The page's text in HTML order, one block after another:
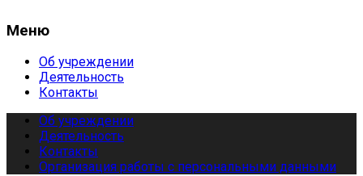
Меню
Об учреждении
Деятельность
Контакты
Об учреждении
Деятельность
Контакты
Организация работы с персональными данными